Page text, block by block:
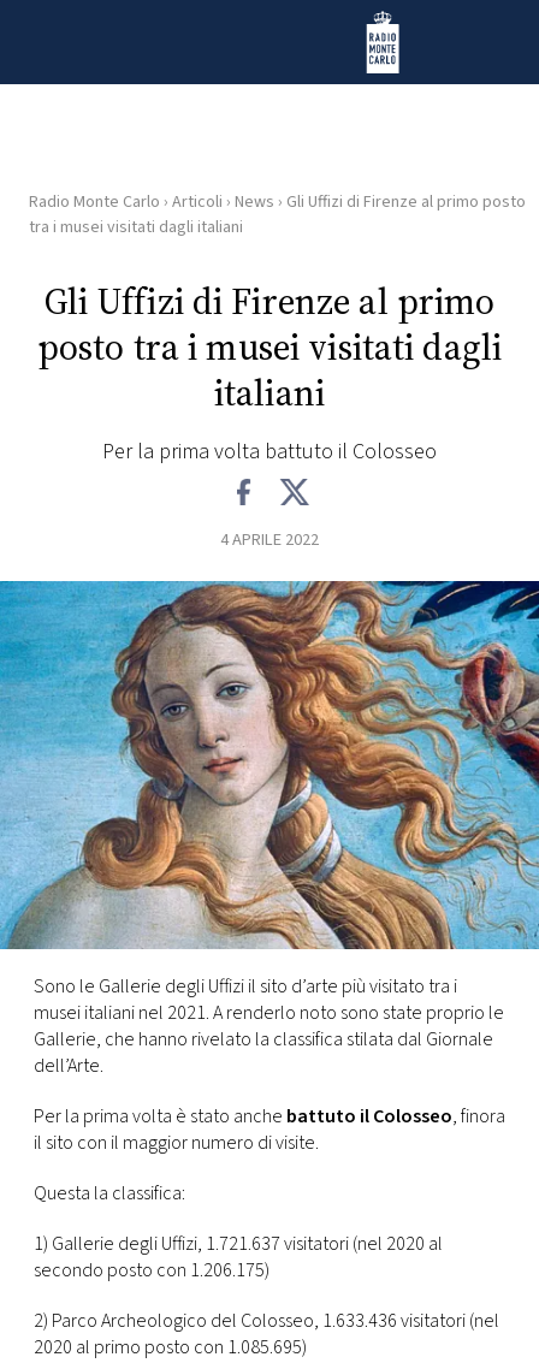
Radio Monte Carlo
HOME
RADIO
WEB
RADIO
PLAYLIST
FOTO
CONCORSI
EVENTI
VIDEO
TV
PRINCIPATO
MONACO
RMC
Radio Monte Carlo › Articoli › News › Gli Uffizi di Firenze al primo posto
tra i musei visitati dagli italiani
Gli Uffizi di Firenze al primo
posto tra i musei visitati dagli
italiani
Per la prima volta battuto il Colosseo
4 APRILE 2022
Sono le Gallerie degli Uffizi il sito d’arte più visitato tra i
musei italiani nel 2021. A renderlo noto sono state proprio le
Gallerie, che hanno rivelato la classifica stilata dal Giornale
dell’Arte.
Per la prima volta è stato anche battuto il Colosseo, finora
il sito con il maggior numero di visite.
Questa la classifica:
1) Gallerie degli Uffizi, 1.721.637 visitatori (nel 2020 al
secondo posto con 1.206.175)
2) Parco Archeologico del Colosseo, 1.633.436 visitatori (nel
2020 al primo posto con 1.085.695)